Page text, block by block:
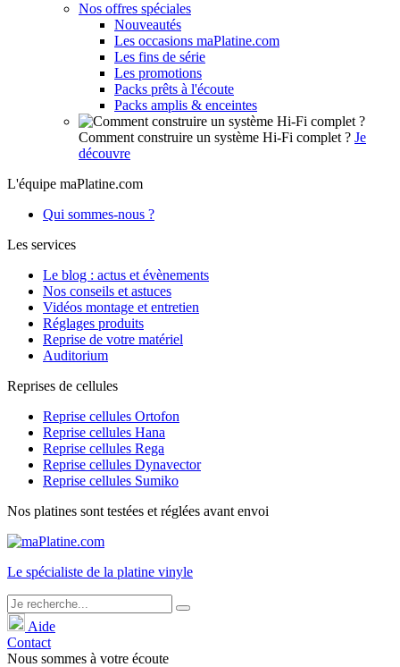
Nos offres spéciales
Nouveautés
Les occasions maPlatine.com
Les fins de série
Les promotions
Packs prêts à l'écoute
Packs amplis & enceintes
Comment construire un système Hi-Fi complet ? Je
découvre
L'équipe maPlatine.com
Qui sommes-nous ?
Les services
Le blog : actus et évènements
Nos conseils et astuces
Vidéos montage et entretien
Réglages produits
Reprise de votre matériel
Auditorium
Reprises de cellules
Reprise cellules Ortofon
Reprise cellules Hana
Reprise cellules Rega
Reprise cellules Dynavector
Reprise cellules Sumiko
Nos platines sont testées et réglées avant envoi
Le spécialiste de la platine vinyle
Aide
Contact
Nous sommes à votre écoute